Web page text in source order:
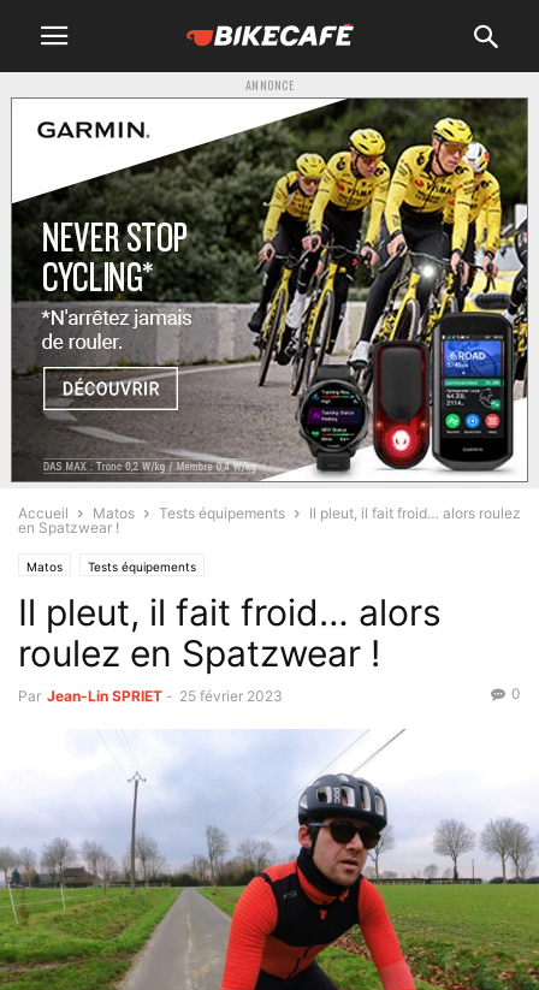
ANNONCE
Accueil Matos Tests équipements
Il pleut, il fait froid… alors roulez
en Spatzwear !
Matos Tests équipements
Il pleut, il fait froid… alors
roulez en Spatzwear !
Par Jean-Lin SPRIET - 25 février 2023 0